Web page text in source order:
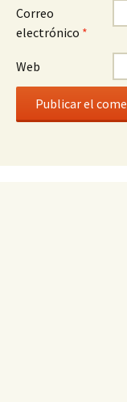
Correo
electrónico *
Web